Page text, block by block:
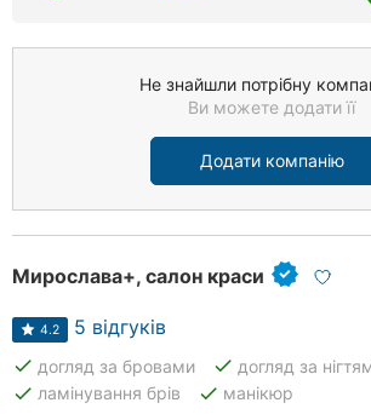
Не знайшли потрібну
Ви можете додати її
Додати компанію
Мирослава+, салон краси
4.2 5 відгуків
done догляд за бровами done догляд за
done ламінування брів done манікюр